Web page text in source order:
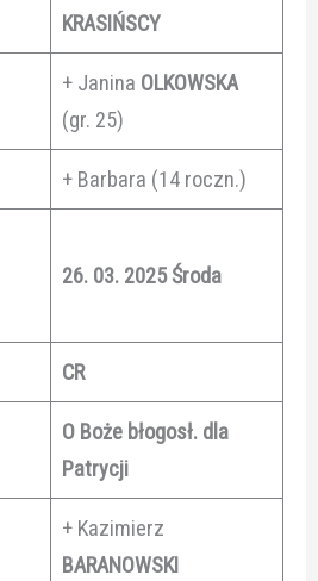
KRASIŃSCY
+ Janina OLKOWSKA
(gr. 25)
+ Barbara (14 roczn.)
26. 03. 2025 Środa
CR
O Boże błogosł. dla
Patrycji
+ Kazimierz
BARANOWSKI